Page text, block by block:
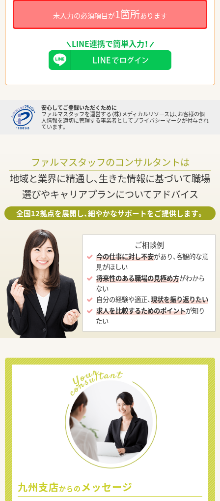
未入力の必須項目が1箇所あります
LINE連携で簡単入力！
安心してご登録いただくために
ファルマスタッフを運営する（株）メディカルリソースは、お客様の個
人情報を適切に管理する事業者としてプライバシーマークが付与され
ています。
ファルマスタッフのコンサルタントは
地域と業界に精通し、生きた情報に基づいて職場
選びやキャリアプランについてアドバイス
全国12拠点を展開し、細やかなサポートをご提供します。
ご相談例
今の仕事に対し不安があり、客観的な意
見がほしい
将来性のある職場の見極め方がわから
ない
自分の経験や適正、現状を振り返りたい
求人を比較するためのポイントが知り
たい
九州支店からの メッセージ